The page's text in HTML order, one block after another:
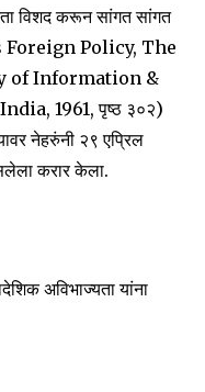
विशद करून सांगत सांगत
Foreign Policy, The
of Information &
1961, पृष्ठ ३०२)
नेहरुंनी २९ एप्रिल
करार केला.
अविभाज्यता यांना